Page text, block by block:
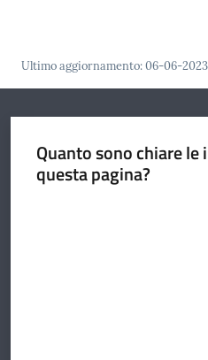
Struttura
e
funzioni
Ultimo aggiornamento:06-06-2023
Quanto sono chiare
questa pagina?